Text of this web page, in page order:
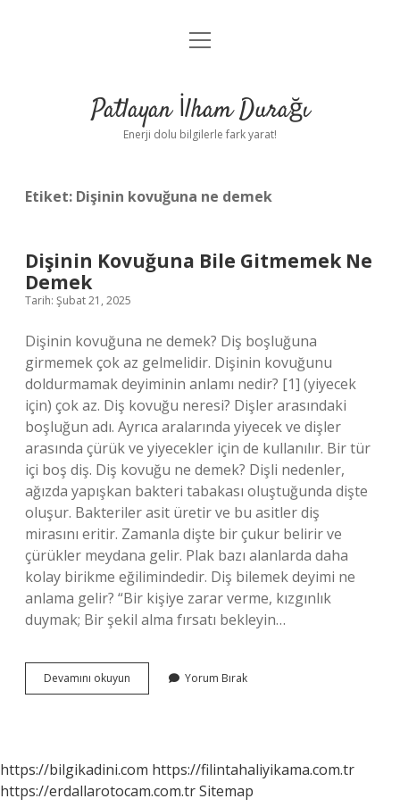
Anasayfa
Yasal Uyarı
menüyü
Patlayan İlham Durağı
Enerji dolu bilgilerle fark yarat!
Etiket: Dişinin kovuğuna ne demek
Dişinin Kovuğuna Bile Gitmemek Ne
Demek
Tarih: Şubat 21, 2025
Dişinin kovuğuna ne demek? Diş boşluğuna
girmemek çok az gelmelidir. Dişinin kovuğunu
doldurmamak deyiminin anlamı nedir? [1] (yiyecek
için) çok az. Diş kovuğu neresi? Dişler arasındaki
boşluğun adı. Ayrıca aralarında yiyecek ve dişler
arasında çürük ve yiyecekler için de kullanılır. Bir tür
içi boş diş. Diş kovuğu ne demek? Dişli nedenler,
ağızda yapışkan bakteri tabakası oluştuğunda dişte
oluşur. Bakteriler asit üretir ve bu asitler diş
mirasını eritir. Zamanla dişte bir çukur belirir ve
çürükler meydana gelir. Plak bazı alanlarda daha
kolay birikme eğilimindedir. Diş bilemek deyimi ne
anlama gelir? “Bir kişiye zarar verme, kızgınlık
duymak; Bir şekil alma fırsatı bekleyin…
Devamını okuyun
Kovuğuna
Yorum Bırak
https://bilgikadini.com https://filintahaliyikama.com.tr
https://erdallarotocam.com.trSitemap